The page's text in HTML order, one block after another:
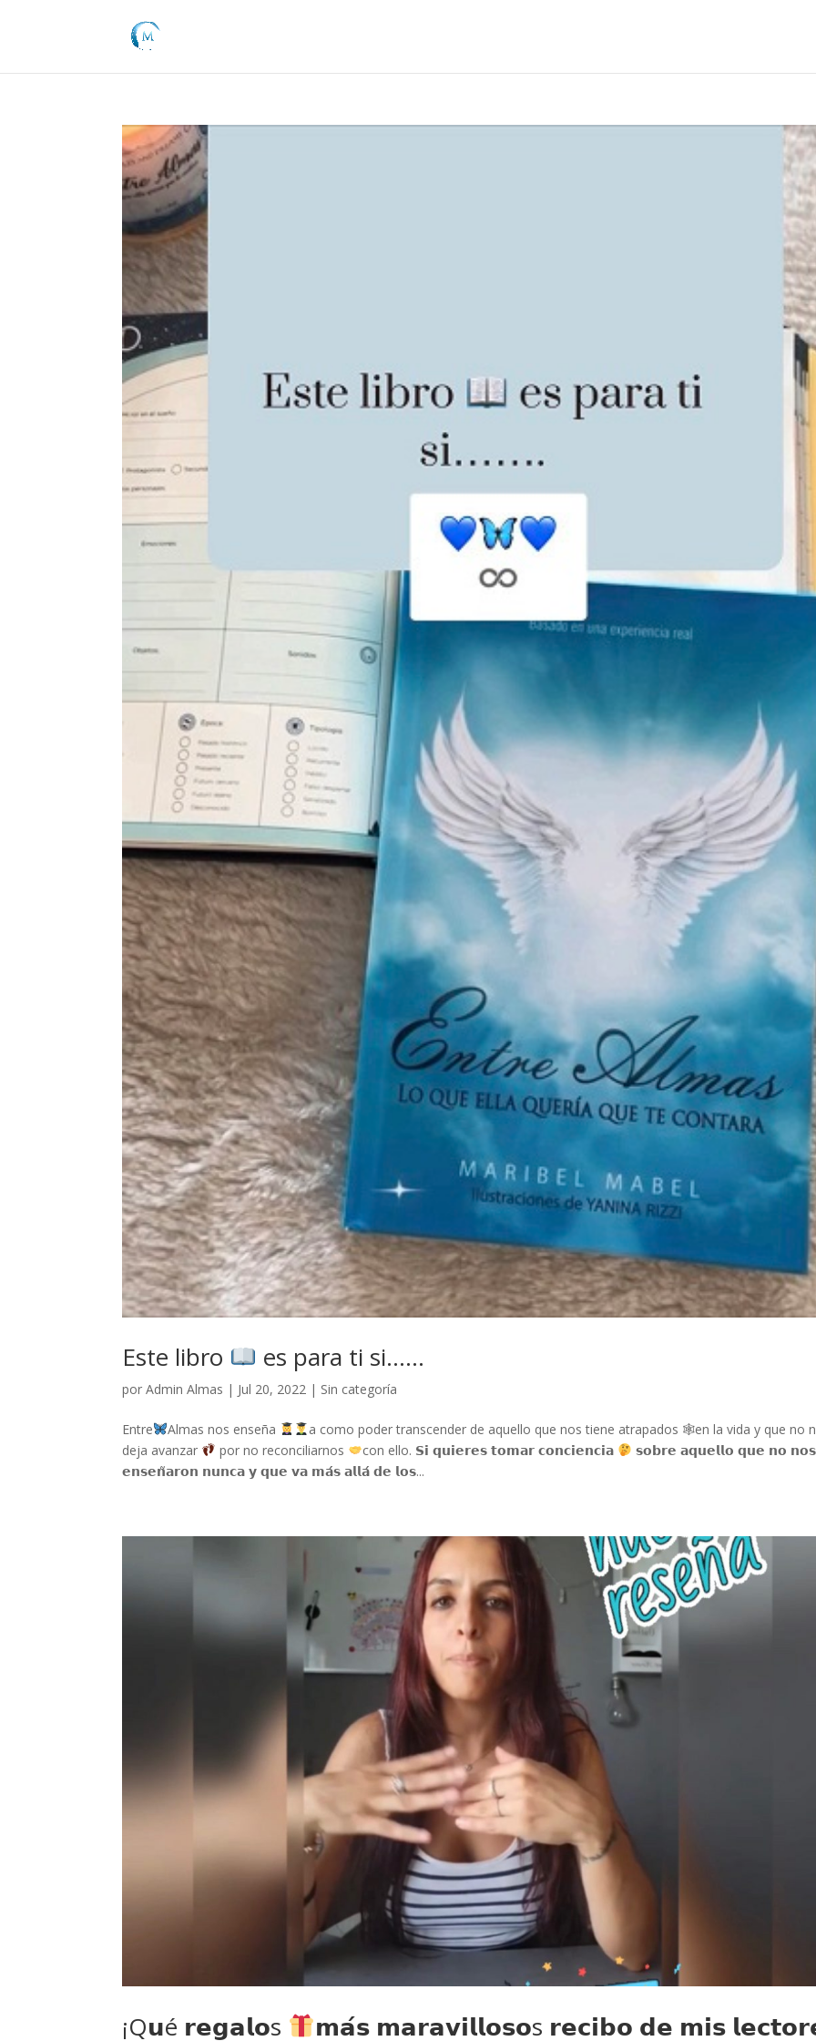
Este libro es para ti si……
porAdmin Almas | Jul 20, 2022 | Sin categoría
Entre Almas nos enseña
a como poder transcender de aquello que nos tiene atrapados 🕸en la vida y que no
deja avanzar
por no reconciliarnos con ello. 𝗦𝗶 𝗾𝘂𝗶𝗲𝗿𝗲𝘀 𝘁𝗼𝗺𝗮𝗿 𝗰𝗼𝗻𝗰𝗶𝗲𝗻𝗰𝗶𝗮
𝘀𝗼𝗯𝗿𝗲 𝗮𝗾𝘂𝗲𝗹𝗹𝗼 𝗾𝘂𝗲 𝗻𝗼 𝗻𝗼𝘀
𝗲𝗻𝘀𝗲𝗻̃𝗮𝗿𝗼𝗻 𝗻𝘂𝗻𝗰𝗮 𝘆 𝗾𝘂𝗲 𝘃𝗮 𝗺𝗮́𝘀 𝗮𝗹𝗹𝗮́ 𝗱𝗲 𝗹𝗼𝘀...
¡Q𝘂é 𝗿𝗲𝗴𝗮𝗹𝗼s 𝗺𝗮́𝘀 𝗺𝗮𝗿𝗮𝘃𝗶𝗹𝗹𝗼𝘀𝗼s 𝗿𝗲𝗰𝗶𝗯𝗼 𝗱𝗲 𝗺𝗶𝘀